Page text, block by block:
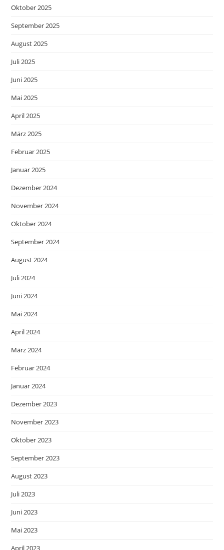
Oktober 2025
September 2025
August 2025
Juli 2025
Juni 2025
Mai 2025
April 2025
März 2025
Februar 2025
Januar 2025
Dezember 2024
November 2024
Oktober 2024
September 2024
August 2024
Juli 2024
Juni 2024
Mai 2024
April 2024
März 2024
Februar 2024
Januar 2024
Dezember 2023
November 2023
Oktober 2023
September 2023
August 2023
Juli 2023
Juni 2023
Mai 2023
April 2023